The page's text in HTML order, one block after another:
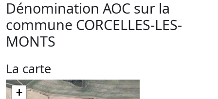
Dénomination AOC sur la
commune CORCELLES-LES-
MONTS
La carte
+